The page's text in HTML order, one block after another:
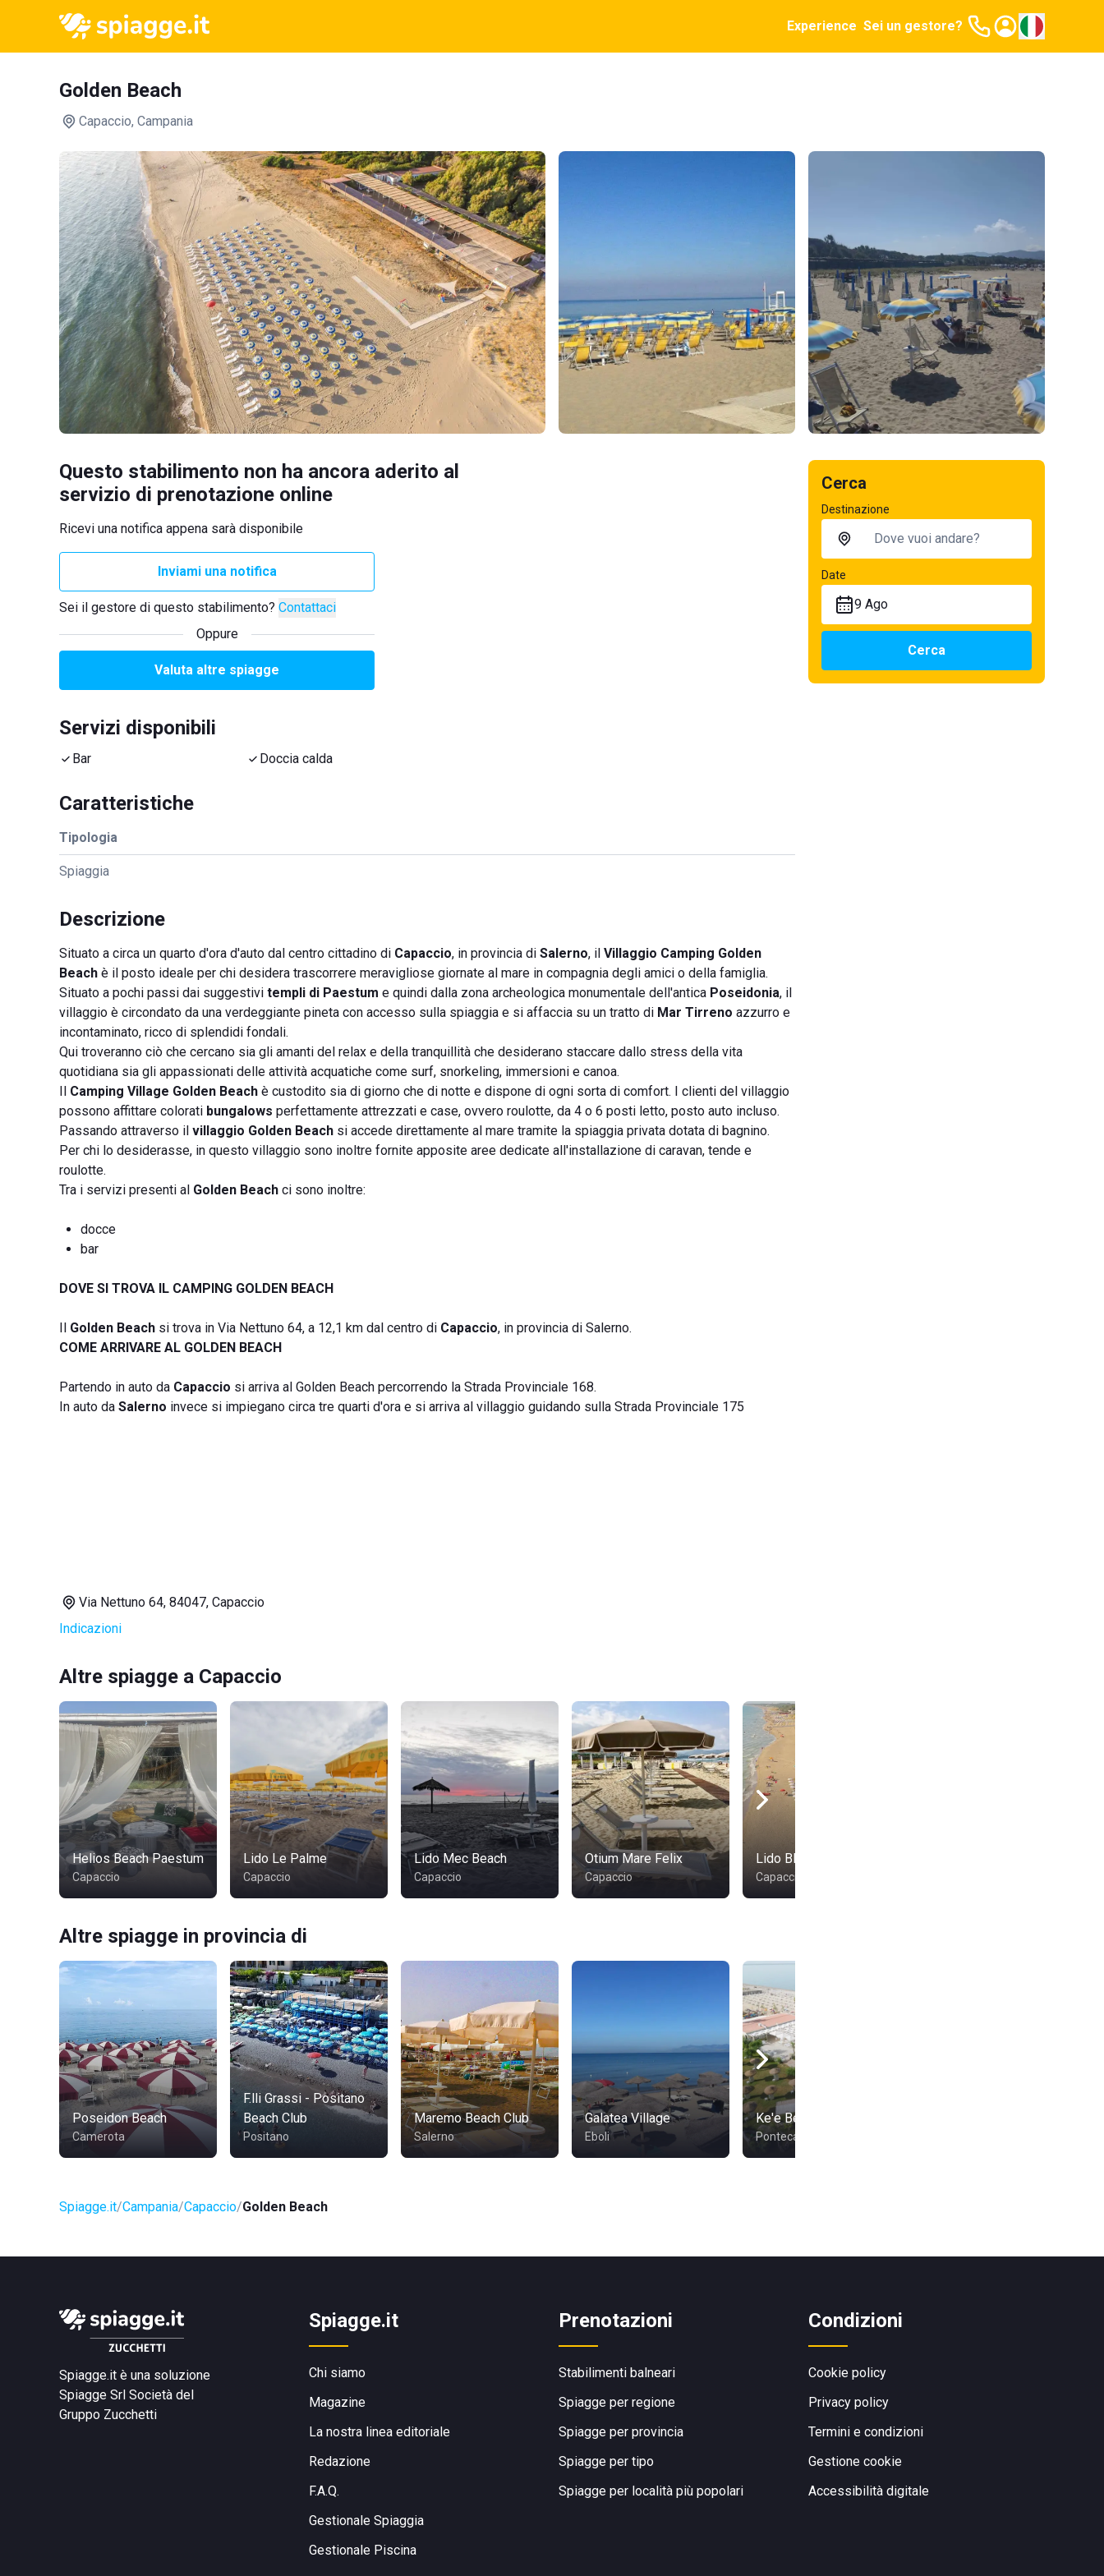
Experience Sei un gestore?
Golden Beach
Capaccio, Campania
Questo stabilimento non ha ancora aderito al
servizio di prenotazione online
Ricevi una notifica appena sarà disponibile
Inviami una notifica
Sei il gestore di questo stabilimento? Contattaci
Oppure
Valuta altre spiagge
Servizi disponibili
Bar Doccia calda
Caratteristiche
Tipologia
Spiaggia
Descrizione
Situato a circa un quarto d'ora d'auto dal centro cittadino di Capaccio, in provincia di Salerno, il Villaggio Camping Golden
Beach è il posto ideale per chi desidera trascorrere meravigliose giornate al mare in compagnia degli amici o della famiglia.
Situato a pochi passi dai suggestivi templi di Paestum e quindi dalla zona archeologica monumentale dell'antica Poseidonia, il
villaggio è circondato da una verdeggiante pineta con accesso sulla spiaggia e si affaccia su un tratto di Mar Tirreno azzurro e
incontaminato, ricco di splendidi fondali.
Qui troveranno ciò che cercano sia gli amanti del relax e della tranquillità che desiderano staccare dallo stress della vita
quotidiana sia gli appassionati delle attività acquatiche come surf, snorkeling, immersioni e canoa.
Il Camping Village Golden Beach è custodito sia di giorno che di notte e dispone di ogni sorta di comfort. I clienti del villaggio
possono affittare colorati bungalows perfettamente attrezzati e case, ovvero roulotte, da 4 o 6 posti letto, posto auto incluso.
Passando attraverso il villaggio Golden Beach si accede direttamente al mare tramite la spiaggia privata dotata di bagnino.
Per chi lo desiderasse, in questo villaggio sono inoltre fornite apposite aree dedicate all'installazione di caravan, tende e
roulotte.
Tra i servizi presenti al Golden Beach ci sono inoltre:
docce
bar
DOVE SI TROVA IL CAMPING GOLDEN BEACH
Il Golden Beach si trova in Via Nettuno 64, a 12,1 km dal centro di Capaccio, in provincia di Salerno.
COME ARRIVARE AL GOLDEN BEACH
Partendo in auto da Capaccio si arriva al Golden Beach percorrendo la Strada Provinciale 168.
In auto da Salerno invece si impiegano circa tre quarti d'ora e si arriva al villaggio guidando sulla Strada Provinciale 175
Via Nettuno 64, 84047, Capaccio
Indicazioni
Altre spiagge a Capaccio
Helios Beach Paestum
Capaccio
Lido Le Palme
Capaccio
Lido Mec Beach
Capaccio
Otium Mare Felix
Capaccio
Lido Bluemarinebeach
Capaccio
Altre spiagge in provincia di
Poseidon Beach
Camerota
F.lli Grassi - Positano
Beach Club
Positano
Maremo Beach Club
Salerno
Galatea Village
Eboli
Ke'e Beach
Pontecagnano Faiano
Spiagge.it Campania Capaccio Golden Beach
Cerca
Destinazione
Date
9 Ago
Cerca
Spiagge.it è una soluzione
Spiagge Srl Società del
Gruppo Zucchetti
Spiagge.it
Chi siamo
Magazine
La nostra linea editoriale
Redazione
F.A.Q.
Gestionale Spiaggia
Gestionale Piscina
Prenotazioni
Stabilimenti balneari
Spiagge per regione
Spiagge per provincia
Spiagge per tipo
Spiagge per località più popolari
Condizioni
Cookie policy
Privacy policy
Termini e condizioni
Gestione cookie
Accessibilità digitale